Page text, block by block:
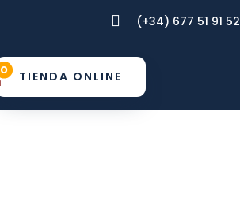
 (+34) 677 51 91 52
TIENDA ONLINE
0